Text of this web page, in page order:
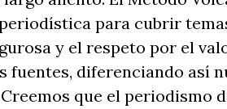
para cubrir
y el respeto por el
fuentes, diferenciando así
que el periodismo